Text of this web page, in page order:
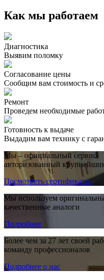
Как мы работаем
Диагностика
Выявим поломку
Согласование цены
Сообщим вам стоимость и
Ремонт
Проведем необходимые
Готовность к выдаче
Выдадим вам технику с
Мы – официальный сервис,
авторизованный
Посмотреть сертификаты
Мы используем
качественные аналоги
Подробнее
Более чем за 27 лет своей
команду профессионалов
Подробнее о нас